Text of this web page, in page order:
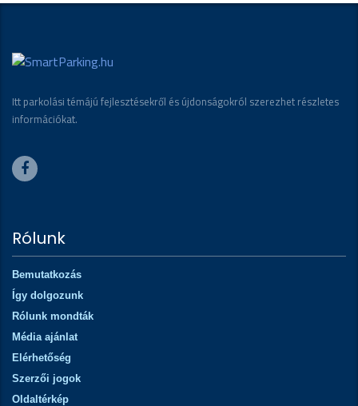
Itt parkolási témájú fejlesztésekről és újdonságokról szerezhet részletes
információkat.
Rólunk
Bemutatkozás
Így dolgozunk
Rólunk mondták
Média ajánlat
Elérhetőség
Szerzői jogok
Oldaltérkép